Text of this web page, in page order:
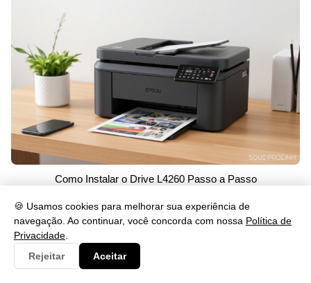
🍪 Usamos cookies para melhorar sua experiência de
navegação. Ao continuar, você concorda com nossa Política de
Privacidade
Rejeitar
Aceitar
Como Instalar o Drive L4260 Passo a Passo
Categorias